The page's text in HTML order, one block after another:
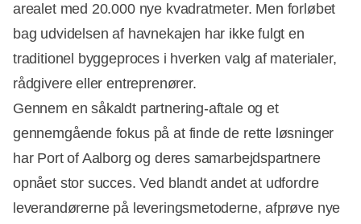
arealet med 20.000 nye kvadratmeter. Men forløbet
bag udvidelsen af havnekajen har ikke fulgt en
traditionel byggeproces i hverken valg af materialer,
rådgivere eller entreprenører.
Gennem en såkaldt partnering-aftale og et
gennemgående fokus på at finde de rette løsninger
har Port of Aalborg og deres samarbejdspartnere
opnået stor succes. Ved blandt andet at udfordre
leverandørerne på leveringsmetoderne, afprøve nye